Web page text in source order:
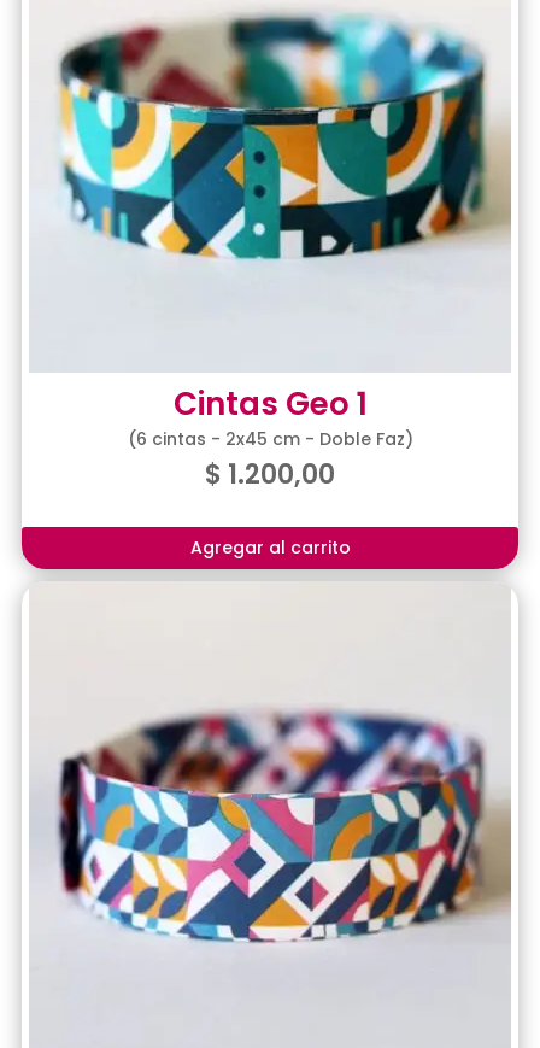
Cintas Geo 1
(6 cintas - 2x45 cm - Doble Faz)
$ 1.200,00
Agregar al carrito